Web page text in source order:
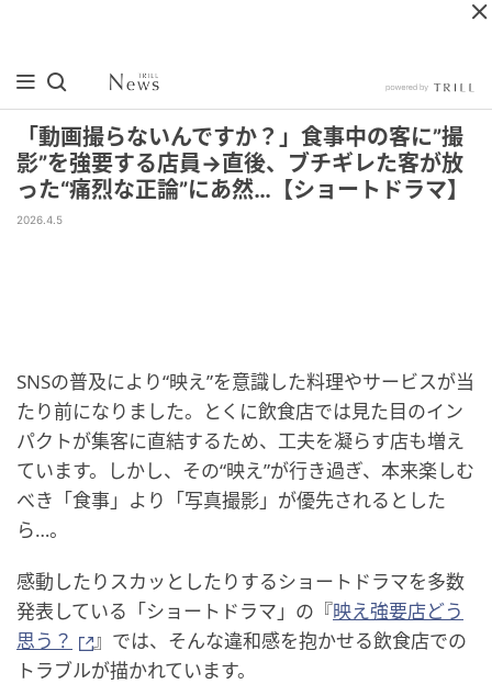
「動画撮らないんですか？」食事中の客に”撮
影”を強要する店員→直後、ブチギレた客が放
った“痛烈な正論”にあ然…【ショートドラマ】
2026.4.5
SNSの普及により“映え”を意識した料理やサービスが当
たり前になりました。とくに飲食店では見た目のイン
パクトが集客に直結するため、工夫を凝らす店も増え
ています。しかし、その“映え”が行き過ぎ、本来楽しむ
べき「食事」より「写真撮影」が優先されるとした
ら…。
感動したりスカッとしたりするショートドラマを多数
発表している「ショートドラマ」の『映え強要店どう
思う？
』では、そんな違和感を抱かせる飲食店での
トラブルが描かれています。